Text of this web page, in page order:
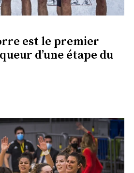
est le premier
d’une étape du